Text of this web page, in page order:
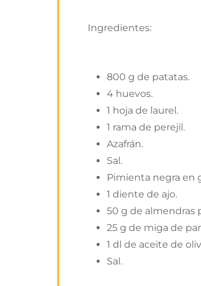
Ingredientes:
800 g de patatas.
4 huevos.
1 hoja de laurel.
1 rama de perejil.
Azafrán.
Sal.
Pimienta negra en
1 diente de ajo.
50 g de almendras
25 g de miga de
1 dl de aceite de
Sal.